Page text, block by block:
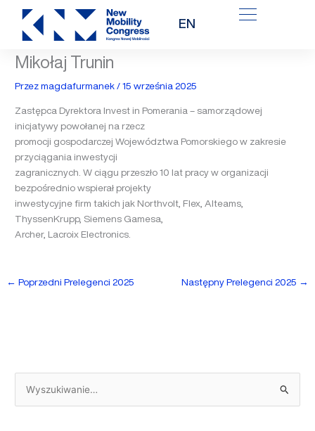
Przejdź
treści
EN
Mikołaj Trunin
Przezmagdafurmanek/15 września 2025
Zastępca Dyrektora Invest in Pomerania – samorządowej
inicjatywy powołanej na rzecz
promocji gospodarczej Województwa Pomorskiego w zakresie
przyciągania inwestycji
zagranicznych. W ciągu przeszło 10 lat pracy w organizacji
bezpośrednio wspierał projekty
inwestycyjne firm takich jak Northvolt, Flex, Alteams,
ThyssenKrupp, Siemens Gamesa,
Archer, Lacroix Electronics.
← Poprzedni Prelegenci 2025 Następny Prelegenci 2025 →
z